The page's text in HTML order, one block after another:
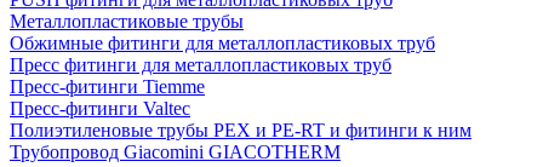
Металлопластиковые трубы
Обжимные фитинги для металлопластиковых труб
Пресс фитинги для металлопластиковых труб
Пресс-фитинги Tiemme
Пресс-фитинги Valtec
Полиэтиленовые трубы PEX и PE-RT и фитинги к ним
Трубопровод Giacomini GIACOTHERM